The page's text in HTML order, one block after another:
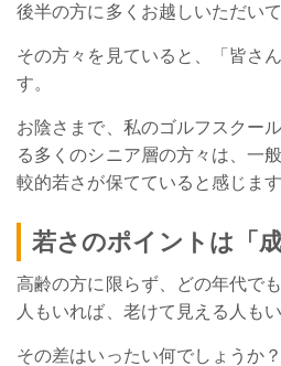
後半の方に多くお越しいただいて
その方々を見ていると、「皆さ
す。
お陰さまで、私のゴルフスクー
る多くのシニア層の方々は、一
較的若さが保てていると感じます
若さのポイントは「
高齢の方に限らず、どの年代で
人もいれば、老けて見える人もい
その差はいったい何でしょうか？